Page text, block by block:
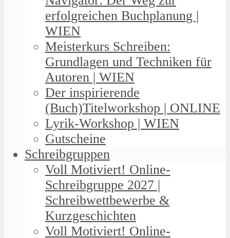
erfolgreichen Buchplanung |
WIEN
Meisterkurs Schreiben:
Grundlagen und Techniken für
Autoren | WIEN
Der inspirierende
(Buch)Titelworkshop | ONLINE
Lyrik-Workshop | WIEN
Gutscheine
Schreibgruppen
Voll Motiviert! Online-
Schreibgruppe 2027 |
Schreibwettbewerbe &
Kurzgeschichten
Voll Motiviert! Online-